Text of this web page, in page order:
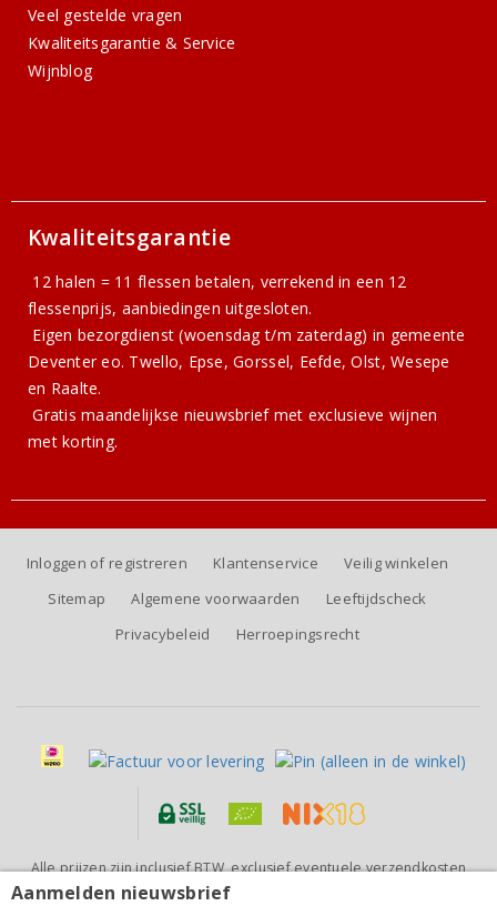
R de Rimauresq Côtes de Provence Cru Classé Rouge
Veel gestelde vragen
Kwaliteitsgarantie & Service
Wijnblog
Kwaliteitsgarantie
12 halen = 11 flessen betalen, verrekend in een 12
flessenprijs, aanbiedingen uitgesloten.
Eigen bezorgdienst (woensdag t/m zaterdag) in gemeente
Deventer eo. Twello, Epse, Gorssel, Eefde, Olst, Wesepe
en Raalte.
Gratismaandelijkse nieuwsbriefmet exclusieve wijnen
met korting.
Inloggen of registreren Klantenservice
Veilig winkelen
Sitemap
Algemene voorwaarden
Leeftijdscheck
Privacybeleid
Herroepingsrecht
Alle prijzen zijn inclusief BTW, exclusief eventuele verzendkosten
(voor orders tot 6 flessen)
Aanmelden nieuwsbrief